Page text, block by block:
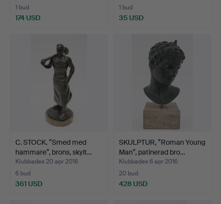
1 bud
174 USD
1 bud
35 USD
C. STOCK. ”Smed med
hammare”, brons, skylt…
Klubbades 20 apr 2016
6 bud
361 USD
SKULPTUR, ”Roman Young
Man”, patinerad bro…
Klubbades 6 apr 2016
20 bud
428 USD